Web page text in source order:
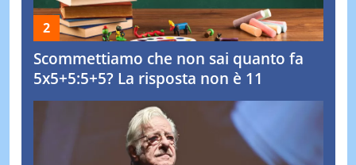
Scommettiamo che non sai quanto fa
5x5+5:5+5? La risposta non è 11